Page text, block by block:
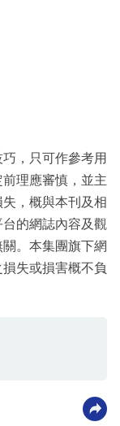
，只可作參考用
理應審慎，並主
，概與本刊及相
的網誌內容及觀
。本集團旗下網
失或損害概不負